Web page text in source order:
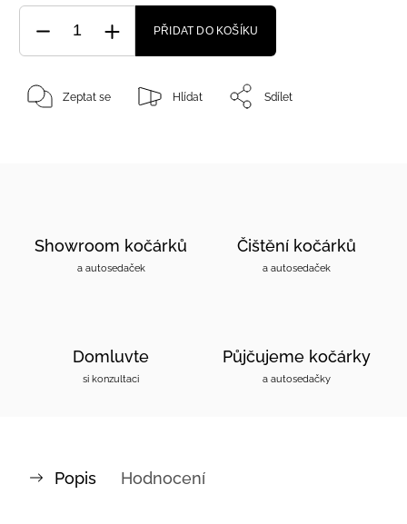
PŘIDAT DO KOŠÍKU
Zeptat se Hlídat Sdílet
Showroom kočárků
a autosedaček
Čištění kočárků
a autosedaček
Domluvte
si konzultaci
Půjčujeme kočárky
a autosedačky
Popis Hodnocení